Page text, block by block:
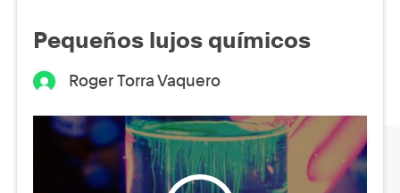
Pequeños lujos químicos
Roger Torra Vaquero